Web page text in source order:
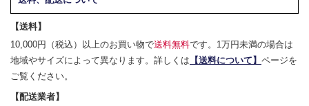
【送料】
10,000円（税込）以上のお買い物で送料無料です。1万円未満の場合は
地域やサイズによって異なります。詳しくは 【送料について】 ページを
ご覧ください。
【配送業者】